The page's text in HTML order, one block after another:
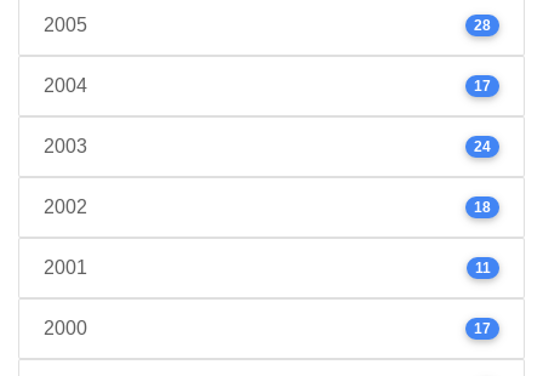
2005 28
2004 17
2003 24
2002 18
2001 11
2000 17